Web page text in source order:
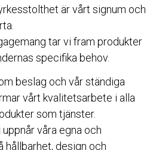
är vårt signum och
tar vi fram produkter
specifika behov.
beslag och vår ständiga
vårt kvalitetsarbete i alla
som tjänster.
våra egna och
hållbarhet, design och